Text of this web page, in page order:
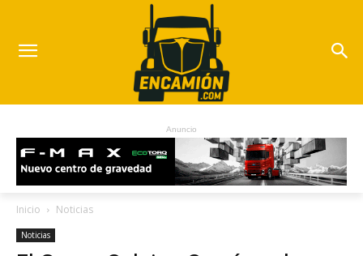
Anuncio
Inicio Noticias
Noticias